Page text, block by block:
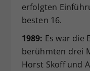
erfolgten
besten 16.
1989: Es war die
berühmten drei
Horst Skoff und